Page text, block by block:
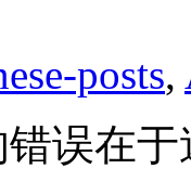
posts,
误在